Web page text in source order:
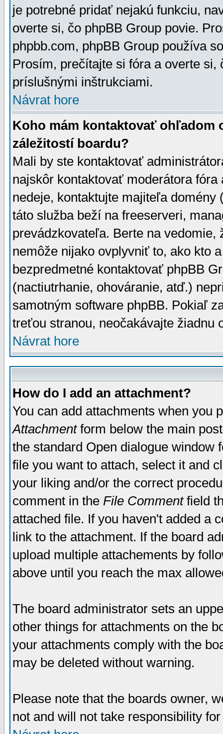
je potrebné pridať nejakú funkciu,
overte si, čo phpBB Group povie.
phpbb.com, phpBB Group používa
Prosím, prečítajte si fóra a overte
príslušnými inštrukciami.
Návrat hore
Koho mám kontaktovať ohľadom
záležitostí boardu?
Mali by ste kontaktovať
najskôr kontaktovať moderátora
nedeje, kontaktujte majiteľa
táto služba beží na freeserveri,
prevádzkovateľa. Berte na
nemôže nijako ovplyvniť to, ako kto
bezpredmetné kontaktovať phpBB
(nactiutrhanie, ohováranie, atď.)
samotným software phpBB. Pokiaľ
treťou stranou, neočakávajte žiadnu
Návrat hore
How do I add an attachment?
You can add attachments when you
Attachmentform below the main
the standard Open dialogue window
file you want to attach, select it and
your liking and/or the correct
comment in the File Commentfield
attached file. If you haven't added a
link to the attachment. If the board
upload multiple attachements by
above until you reach the max
The board administrator sets an
other things for attachments on the
your attachments comply with the
may be deleted without warning.
Please note that the boards owner,
not and will not take responsibility